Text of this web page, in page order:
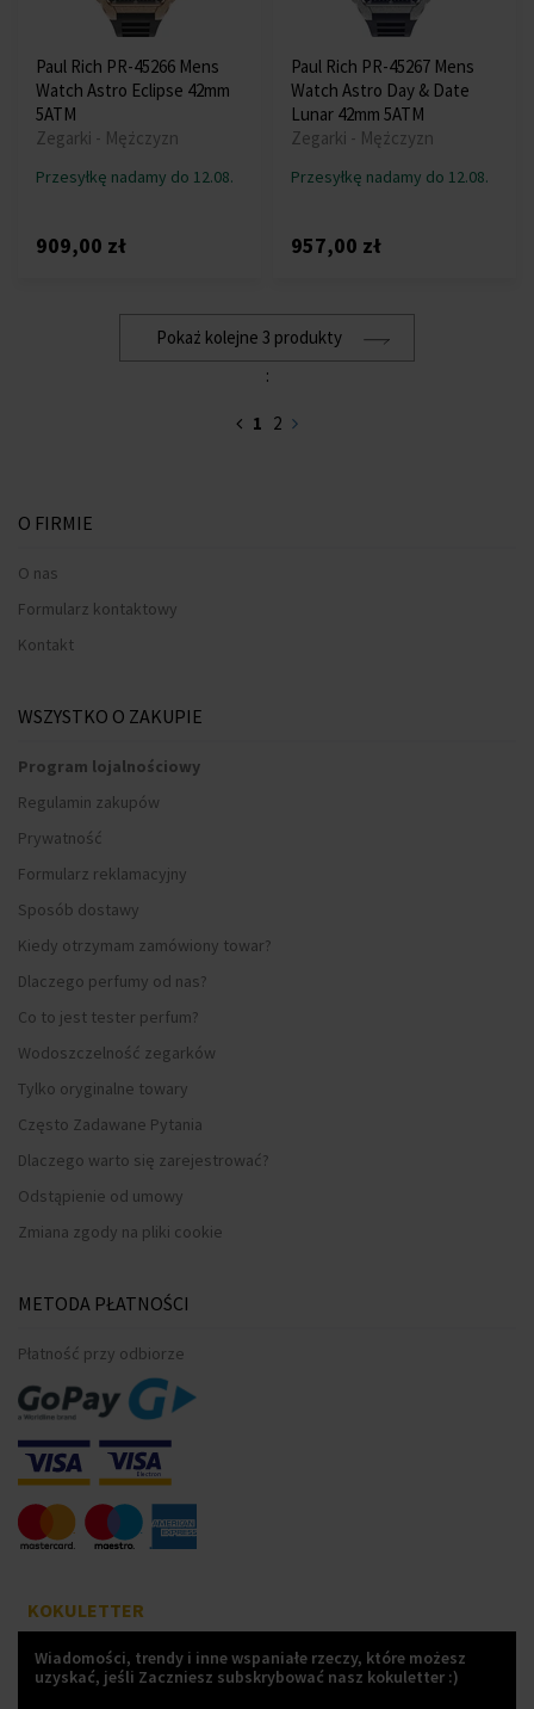
Paul Rich PR-45266 Mens
Watch Astro Eclipse 42mm
5ATM
Zegarki - Mężczyzn
Przesyłkę nadamy do 12.08.
909,00 zł
Paul Rich PR-45267 Mens
Watch Astro Day & Date
Lunar 42mm 5ATM
Zegarki - Mężczyzn
Przesyłkę nadamy do 12.08.
957,00 zł
Pokaż kolejne 3 produkty
:
1 2
O FIRMIE
O nas
Formularz kontaktowy
Kontakt
WSZYSTKO O ZAKUPIE
Program lojalnościowy
Regulamin zakupów
Prywatność
Formularz reklamacyjny
Sposób dostawy
Kiedy otrzymam zamówiony towar?
Dlaczego perfumy od nas?
Co to jest tester perfum?
Wodoszczelność zegarków
Tylko oryginalne towary
Często Zadawane Pytania
Dlaczego warto się zarejestrować?
Odstąpienie od umowy
Zmiana zgody na pliki cookie
METODA PŁATNOŚCI
Płatność przy odbiorze
KOKULETTER
Wiadomości, trendy i inne wspaniałe rzeczy, które możesz
uzyskać, jeśli Zaczniesz subskrybować nasz kokuletter :)